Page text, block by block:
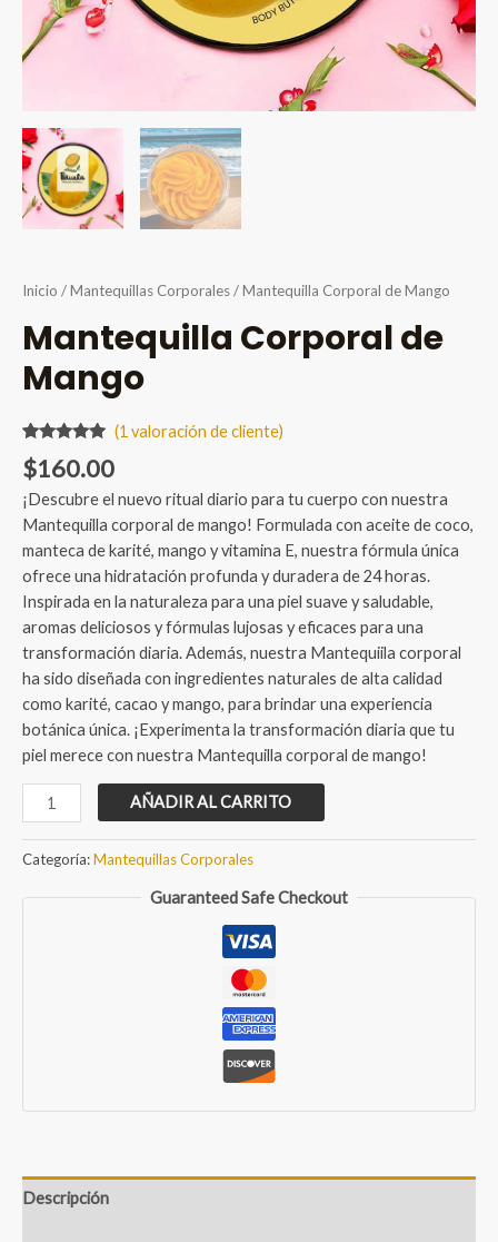
Inicio /Mantequillas Corporales/ Mantequilla Corporal de Mango
Mantequilla Corporal de
Mango
Valorado
5.00sobre
5 basado
en
1
puntuación
de cliente
(1 valoración de cliente)
$160.00
¡Descubre el nuevo ritual diario para tu cuerpo con nuestra
Mantequilla corporal de mango! Formulada con aceite de coco,
manteca de karité, mango y vitamina E, nuestra fórmula única
ofrece una hidratación profunda y duradera de 24 horas.
Inspirada en la naturaleza para una piel suave y saludable,
aromas deliciosos y fórmulas lujosas y eficaces para una
transformación diaria. Además, nuestra Mantequiila corporal
ha sido diseñada con ingredientes naturales de alta calidad
como karité, cacao y mango, para brindar una experiencia
botánica única. ¡Experimenta la transformación diaria que tu
piel merece con nuestra Mantequilla corporal de mango!
Mantequilla
Corporal
de
Mango
cantidad
AÑADIR AL CARRITO
Categoría:Mantequillas Corporales
Guaranteed Safe Checkout
Descripción